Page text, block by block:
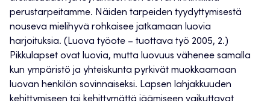
perustarpeitamme. Näiden tarpeiden tyydyttymisestä
nouseva mielihyvä rohkaisee jatkamaan luovia
harjoituksia. (Luova työote – tuottava työ 2005, 2.)
Pikkulapset ovat luovia, mutta luovuus vähenee samalla
kun ympäristö ja yhteiskunta pyrkivät muokkaamaan
luovan henkilön sovinnaiseksi. Lapsen lahjakkuuden